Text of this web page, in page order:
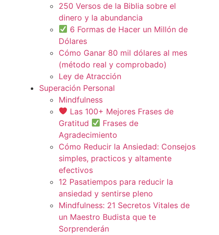
250 Versos de la Biblia sobre el
dinero y la abundancia
6 Formas de Hacer un Millón de
Dólares
Cómo Ganar 80 mil dólares al mes
(método real y comprobado)
Ley de Atracción
Superación Personal
Mindfulness
Las 100+ Mejores Frases de
Gratitud
Frases de
Agradecimiento
Cómo Reducir la Ansiedad: Consejos
simples, practicos y altamente
efectivos
12 Pasatiempos para reducir la
ansiedad y sentirse pleno
Mindfulness: 21 Secretos Vitales de
un Maestro Budista que te
Sorprenderán